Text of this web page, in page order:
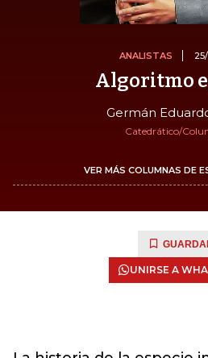
ANALISTAS
Algoritmo
Germán
Catedrático/
VER MÁS COLUMNAS DE
UNIRSE A